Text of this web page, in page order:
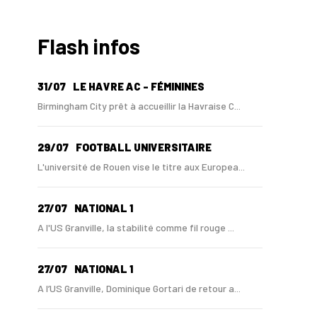
Flash infos
31/07 LE HAVRE AC - FÉMININES
Birmingham City prêt à accueillir la Havraise C...
29/07 FOOTBALL UNIVERSITAIRE
L'université de Rouen vise le titre aux Europea...
27/07 NATIONAL 1
A l'US Granville, la stabilité comme fil rouge ...
27/07 NATIONAL 1
A l’US Granville, Dominique Gortari de retour a...